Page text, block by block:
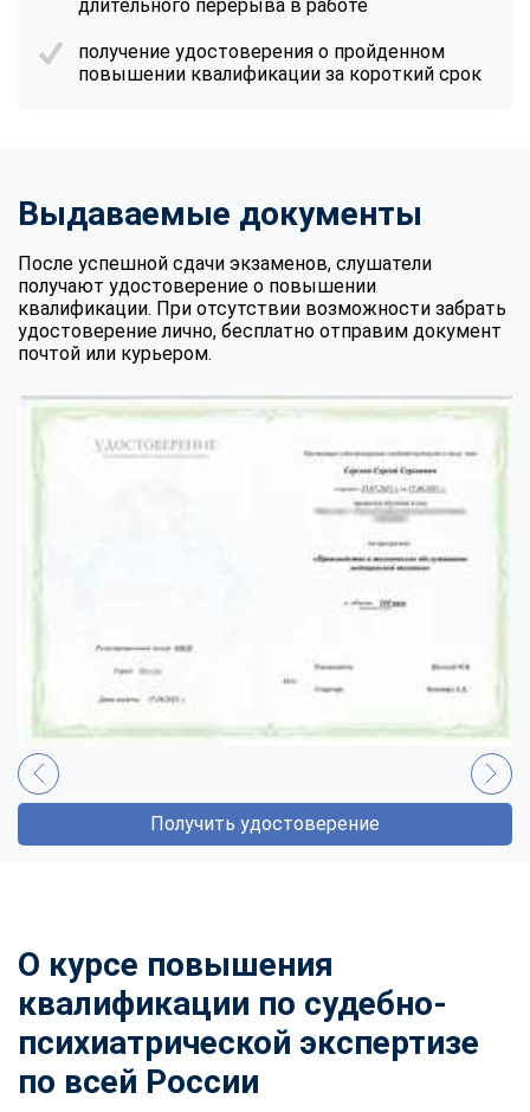
длительного перерыва в работе
получение удостоверения о пройденном
повышении квалификации за короткий срок
Выдаваемые документы
После успешной сдачи экзаменов, слушатели
получают удостоверение о повышении
квалификации. При отсутствии возможности забрать
удостоверение лично, бесплатно отправим документ
почтой или курьером.
Получить удостоверение
О курсе повышения
квалификации по судебно-
психиатрической экспертизе
по всей России